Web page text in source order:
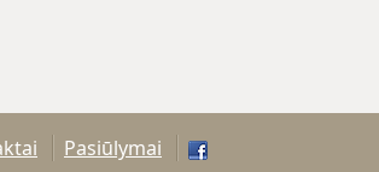
Pasiūlymai